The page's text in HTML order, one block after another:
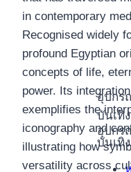
อุปกร
บันเทิง
อุปกร
บันเทิง
in contemporary
Recognised widely
profound Egyptian
concepts of life,
power. Its
exemplifies the
iconography and
illustrating how
versatility across